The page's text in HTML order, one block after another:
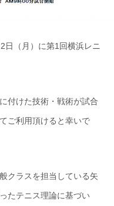
日（月）に第1回横浜レニ
付けた技術・戦術が試合
ご利用頂けると幸いで
クラスを担当している矢
たテニス理論に基づい